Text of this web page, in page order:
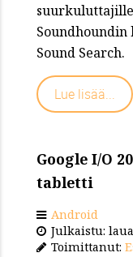
Sound Search.
Lue lisää...
Google I/O
tabletti
Android
Julkaistu:
Toimittanut: